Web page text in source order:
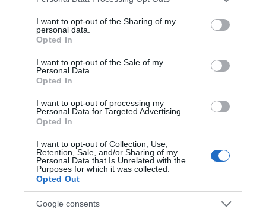
not limited to your visit or usage behaviour. You may click to
grant or deny consent to Google and its third-party tags to
use your data for below specified purposes in below Google
consent section.
I want to opt-out of the Sharing of my
personal data.
Opted In
I want to opt-out of the Sale of my
Personal Data.
Opted In
I want to opt-out of processing my
Personal Data for Targeted Advertising.
Opted In
I want to opt-out of Collection, Use,
Retention, Sale, and/or Sharing of my
Personal Data that Is Unrelated with the
Purposes for which it was collected.
Opted Out
Google consents
A válaszokból kiderült, hogy kiben csalódtak a leginkább.
Bogi szerint Dér Heniék tartották magukat a legkevésbé
ahhoz a szövetséghez, amely még a játék elején
megalakult köztük.
Bogi érzelmes embernek vallja magát, a Nyerő páros
annyit a műsor során.
Petiék próbáltak Járai Mátéval és feleségével is
volt köztük, amit nem is tudtak, hogy mi okozott. Nem
tudják, Máté miért haragudott meg rájuk, hiszen
kritikaként annyi hangzott el, hogy túl kedvesek.